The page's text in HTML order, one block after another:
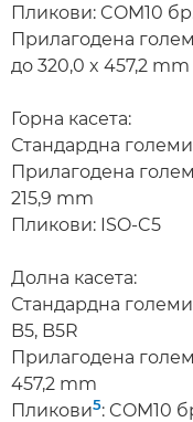
Пликови: COM10
Прилагодена
до 320,0 x 457,2 mm
Горна касета:
Стандардна
Прилагодена
215,9 mm
Пликови: ISO-C5
Долна касета:
Стандардна
B5, B5R
Прилагодена
457,2 mm
Пликови5: COM10